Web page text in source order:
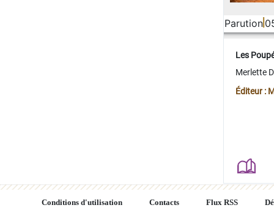
Parution
Les
Merlette
Éditeur :
Conditions d'utilisation Contacts Flux RSS